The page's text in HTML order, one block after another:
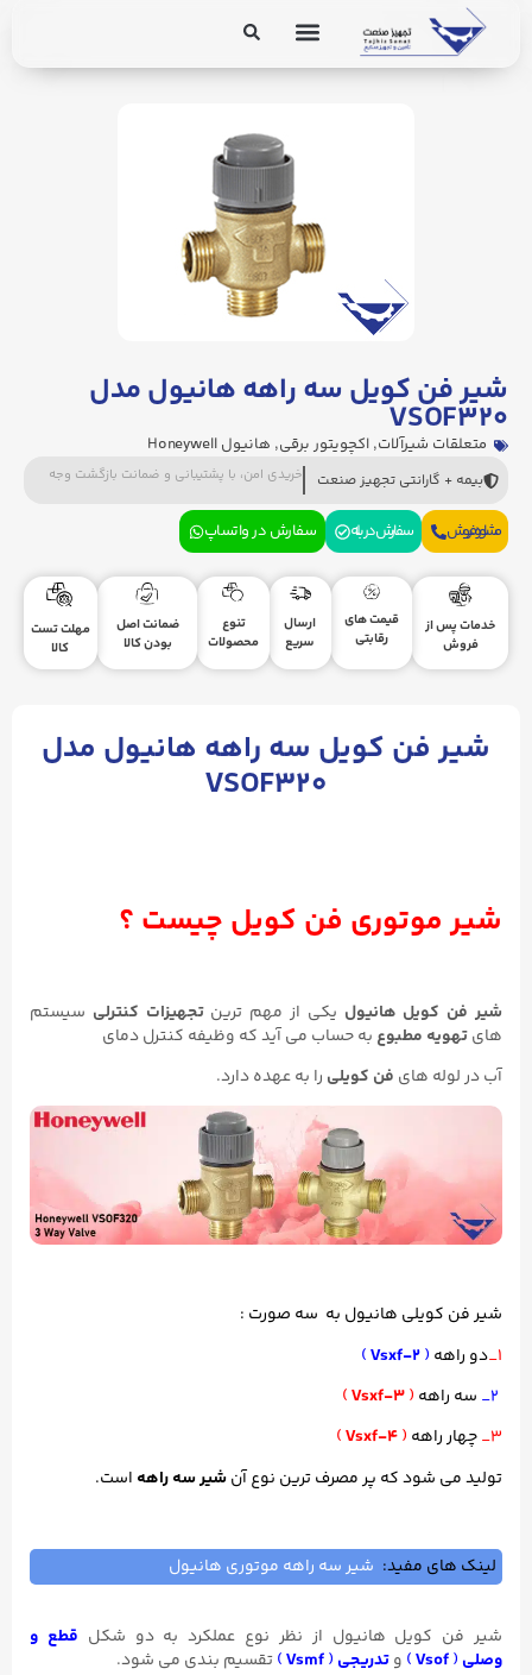
شیر فن کویل سه راهه هانیول مدل
VSOF۳۲۰
متعلقات شیرآلات, اکچویتور برقی, هانیول Honeywell
بیمه + گارانتی تجهیز صنعت خریدی امن، با پشتیبانی و ضمانت بازگشت وجه
مشاوره فروش سفارش در بله سفارش در واتساپ
خدمات پس از
فروش
قیمت های
رقابتی
ارسال
سریع
تنوع
محصولات
ضمانت اصل
بودن کالا
مهلت تست
کالا
شیر فن کویل سه راهه هانیول مدل
VSOF320
شیر موتوری فن کویل چیست ؟
شیر فن کویل هانیول یکی از مهم ترینتجهیزات کنترلی سیستم
هایتهویه مطبوع به حساب می آید که وظیفه کنترل دمای
آب در لوله های فن کویلی را به عهده دارد.
شیر فن کویلی هانیول به سه صورت :
1_ دو راهه (
Vsxf-2
)
سه راهه (
Vsxf-3
)
3_ چهار راهه (
Vsxf-4
)
تولیدمی شود که پر مصرف ترین نوع آنشیر سه راهه است.
لینک های مفید: شیر سه راهه موتوری هانیول
شیر فن کویل هانیول از نظر نوع عملکرد به دو شکل قطع و
وصلی (
Vsof
) وتدریجی (
Vsmf
)تقسیم بندی می شود.